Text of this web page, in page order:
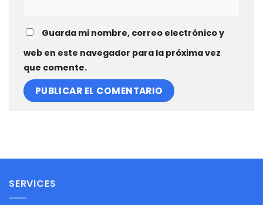
Guarda mi nombre, correo electrónico y
web en este navegador para la próxima vez
que comente.
SERVICES